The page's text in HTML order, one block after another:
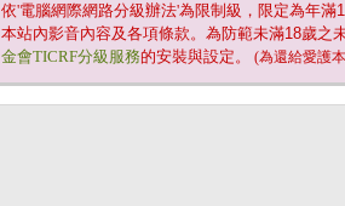
依'電腦網際網路分級辦法'為限制級，限定為年滿
本站內影音內容及各項條款。為防範未滿18歲之
金會TICRF分級服務的安裝與設定。 (為還給愛護